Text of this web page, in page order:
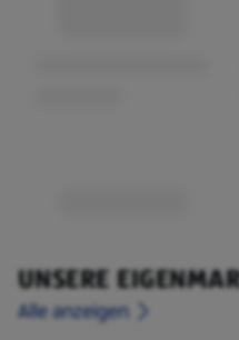
UNSERE
Alle anzeigen